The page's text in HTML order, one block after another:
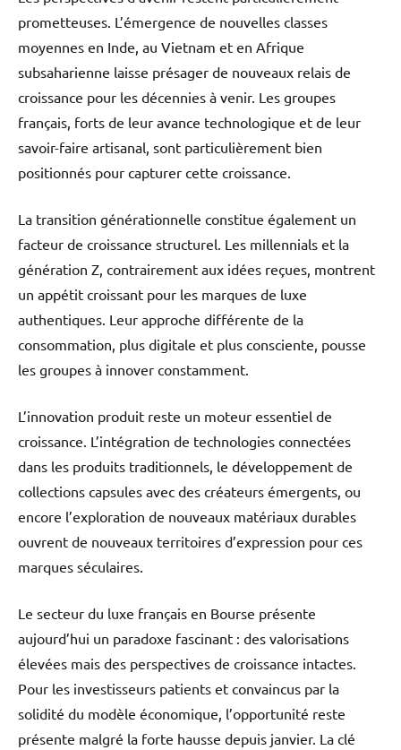
prometteuses. L’émergence de nouvelles classes
moyennes en Inde, au Vietnam et en Afrique
subsaharienne laisse présager de nouveaux relais de
croissance pour les décennies à venir. Les groupes
français, forts de leur avance technologique et de leur
savoir-faire artisanal, sont particulièrement bien
positionnés pour capturer cette croissance.
La transition générationnelle constitue également un
facteur de croissance structurel. Les millennials et la
génération Z, contrairement aux idées reçues, montrent
un appétit croissant pour les marques de luxe
authentiques. Leur approche différente de la
consommation, plus digitale et plus consciente, pousse
les groupes à innover constamment.
L’innovation produit reste un moteur essentiel de
croissance. L’intégration de technologies connectées
dans les produits traditionnels, le développement de
collections capsules avec des créateurs émergents, ou
encore l’exploration de nouveaux matériaux durables
ouvrent de nouveaux territoires d’expression pour ces
marques séculaires.
Le secteur du luxe français en Bourse présente
aujourd’hui un paradoxe fascinant : des valorisations
élevées mais des perspectives de croissance intactes.
Pour les investisseurs patients et convaincus par la
solidité du modèle économique, l’opportunité reste
présente malgré la forte hausse depuis janvier. La clé